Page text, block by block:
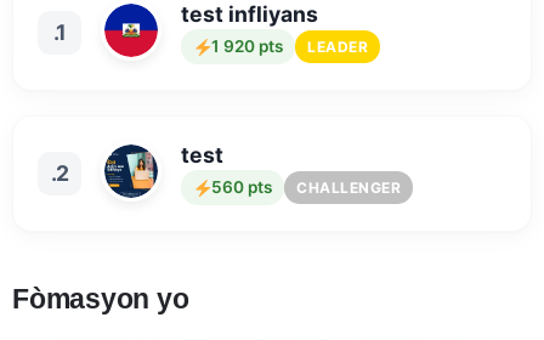
.1
test infliyans
1 920 pts LEADER
.2
test
560 pts CHALLENGER
Fòmasyon yo